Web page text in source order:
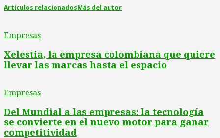
Artículos relacionadosMás del autor
Empresas
Xelestia, la empresa colombiana que quiere
llevar las marcas hasta el espacio
Empresas
Del Mundial a las empresas: la tecnología
se convierte en el nuevo motor para ganar
competitividad